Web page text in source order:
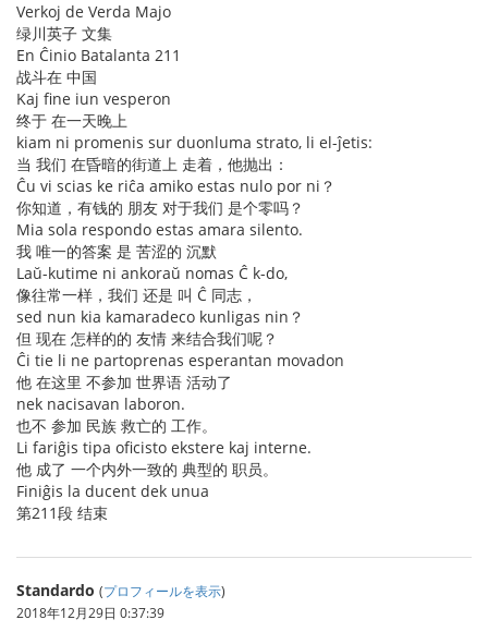
Verkoj de Verda Majo
绿川英子 文集
En Ĉinio Batalanta 211
战斗在 中国
Kaj fine iun vesperon
终于 在一天晚上
kiam ni promenis sur duonluma strato, li el-ĵetis:
当 我们 在昏暗的街道上 走着，他抛出：
Ĉu vi scias ke riĉa amiko estas nulo por ni？
你知道，有钱的 朋友 对于我们 是个零吗？
Mia sola respondo estas amara silento.
我 唯一的答案 是 苦涩的 沉默
Laŭ-kutime ni ankoraŭ nomas Ĉ k-do,
像往常一样，我们 还是 叫 Ĉ 同志，
sed nun kia kamaradeco kunligas nin？
但 现在 怎样的的 友情 来结合我们呢？
Ĉi tie li ne partoprenas esperantan movadon
他 在这里 不参加 世界语 活动了
nek nacisavan laboron.
也不 参加 民族 救亡的 工作。
Li fariĝis tipa oficisto ekstere kaj interne.
他 成了 一个内外一致的 典型的 职员。
Finiĝis la ducent dek unua
第211段 结束
Standardo (プロフィールを表示)
2018年12月29日 0:37:39